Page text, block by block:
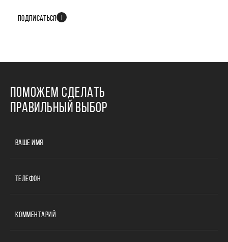
ПОДПИСАТЬСЯ
ПОМОЖЕМ СДЕЛАТЬ
ПРАВИЛЬНЫЙ ВЫБОР
ВАШЕ ИМЯ
ТЕЛЕФОН
КОММЕНТАРИЙ